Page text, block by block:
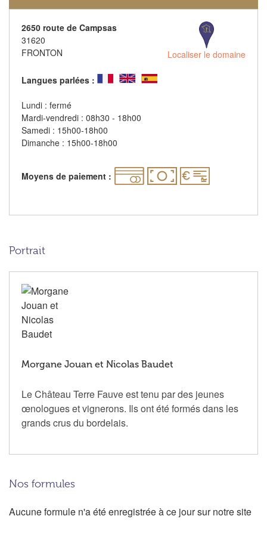
2650 route de Campsas
31620
FRONTON
Localiser le domaine
Langues parlées :
Lundi : fermé
Mardi-vendredi : 08h30 - 18h00
Samedi : 15h00-18h00
Dimanche : 15h00-18h00
Moyens de paiement :
Portrait
Morgane Jouan et Nicolas Baudet
Le Château Terre Fauve est tenu par des jeunes
œnologues et vignerons. Ils ont été formés dans les
grands crus du bordelais.
Nos formules
Aucune formule n'a été enregistrée à ce jour sur notre site